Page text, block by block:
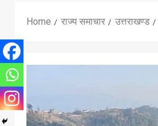
Home राज्य समाचार उत्तराखण्ड